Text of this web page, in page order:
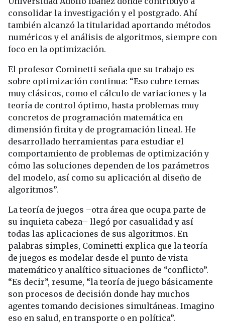
consolidar la investigación y el postgrado. Ahí
también alcanzó la titularidad aportando métodos
numéricos y el análisis de algoritmos, siempre con
foco en la optimización.
El profesor Cominetti señala que su trabajo es
sobre optimización continua: “Eso cubre temas
muy clásicos, como el cálculo de variaciones y la
teoría de control óptimo, hasta problemas muy
concretos de programación matemática en
dimensión finita y de programación lineal. He
desarrollado herramientas para estudiar el
comportamiento de problemas de optimización y
cómo las soluciones dependen de los parámetros
del modelo, así como su aplicación al diseño de
algoritmos”.
La teoría de juegos –otra área que ocupa parte de
su inquieta cabeza– llegó por casualidad y así
todas las aplicaciones de sus algoritmos. En
palabras simples, Cominetti explica que la teoría
de juegos es modelar desde el punto de vista
matemático y analítico situaciones de “conflicto”.
“Es decir”, resume, “la teoría de juego básicamente
son procesos de decisión donde hay muchos
agentes tomando decisiones simultáneas. Imagino
eso en salud, en transporte o en política”.